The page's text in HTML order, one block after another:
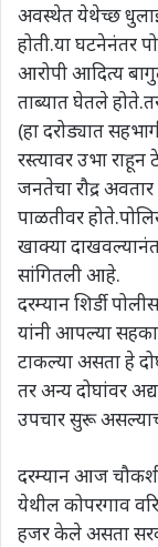
अवस्थेत येथेच्छ
होती.या घटनेनंतर
आरोपी आदित्य
ताब्यात घेतले
(हा दरोड्यात
रस्त्यावर उभा
जनतेचा रौद्र
पाळतीवर
खाक्या
सांगितली आहे.
दरम्यान शिर्डी
यांनी आपल्या
टाकल्या असता हे
तर अन्य दोघांवर
उपचार सुरू
दरम्यान आज चौकशी
येथील कोपरगाव
हजर केले असता